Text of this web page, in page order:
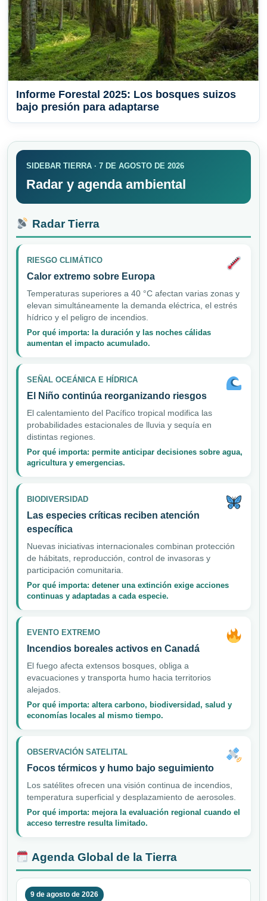
Informe Forestal 2025: Los bosques suizos
bajo presión para adaptarse
SIDEBAR TIERRA · 7 DE AGOSTO DE 2026
Radar y agenda ambiental
Radar Tierra
RIESGO CLIMÁTICO
Calor extremo sobre Europa
Temperaturas superiores a 40 °C afectan varias zonas y
elevan simultáneamente la demanda eléctrica, el estrés
hídrico y el peligro de incendios.
Por qué importa: la duración y las noches cálidas
aumentan el impacto acumulado.
SEÑAL OCEÁNICA E HÍDRICA
El Niño continúa reorganizando riesgos
El calentamiento del Pacífico tropical modifica las
probabilidades estacionales de lluvia y sequía en
distintas regiones.
Por qué importa: permite anticipar decisiones sobre agua,
agricultura y emergencias.
BIODIVERSIDAD
Las especies críticas reciben atención
específica
Nuevas iniciativas internacionales combinan protección
de hábitats, reproducción, control de invasoras y
participación comunitaria.
Por qué importa: detener una extinción exige acciones
continuas y adaptadas a cada especie.
EVENTO EXTREMO
Incendios boreales activos en Canadá
El fuego afecta extensos bosques, obliga a
evacuaciones y transporta humo hacia territorios
alejados.
Por qué importa: altera carbono, biodiversidad, salud y
economías locales al mismo tiempo.
OBSERVACIÓN SATELITAL
Focos térmicos y humo bajo seguimiento
Los satélites ofrecen una visión continua de incendios,
temperatura superficial y desplazamiento de aerosoles.
Por qué importa: mejora la evaluación regional cuando el
acceso terrestre resulta limitado.
Agenda Global de la Tierra
9 de agosto de 2026